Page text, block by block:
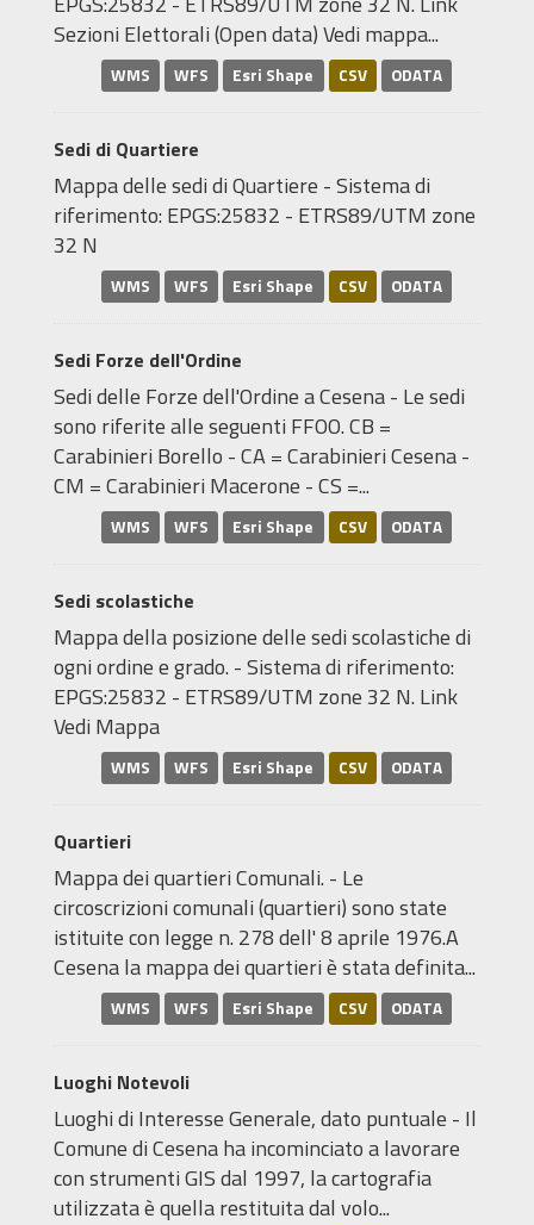
Sezioni Elettorali (Open data) Vedi mappa...
WMS WFS Esri Shape CSV ODATA
Sedi di Quartiere
Mappa delle sedi di Quartiere - Sistema di
riferimento: EPGS:25832 - ETRS89/UTM zone
32 N
WMS WFS Esri Shape CSV ODATA
Sedi Forze dell'Ordine
Sedi delle Forze dell'Ordine a Cesena - Le sedi
sono riferite alle seguenti FFOO. CB =
Carabinieri Borello - CA = Carabinieri Cesena -
CM = Carabinieri Macerone - CS =...
WMS WFS Esri Shape CSV ODATA
Sedi scolastiche
Mappa della posizione delle sedi scolastiche di
ogni ordine e grado. - Sistema di riferimento:
EPGS:25832 - ETRS89/UTM zone 32 N. Link
Vedi Mappa
WMS WFS Esri Shape CSV ODATA
Quartieri
Mappa dei quartieri Comunali. - Le
circoscrizioni comunali (quartieri) sono state
istituite con legge n. 278 dell' 8 aprile 1976.A
Cesena la mappa dei quartieri è stata definita...
WMS WFS Esri Shape CSV ODATA
Luoghi Notevoli
Luoghi di Interesse Generale, dato puntuale - Il
Comune di Cesena ha incominciato a lavorare
con strumenti GIS dal 1997, la cartografia
utilizzata è quella restituita dal volo...